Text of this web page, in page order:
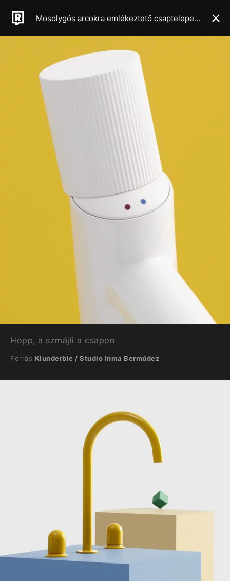
Mosolygós arcokra emlékeztető csaptelepeket tervezett egy spanyol cég, és zavarbaejtően aranyosak lettek
Hopp, a szmájli a csapon
Forrás Klunderbie / Studio Inma Bermúdez